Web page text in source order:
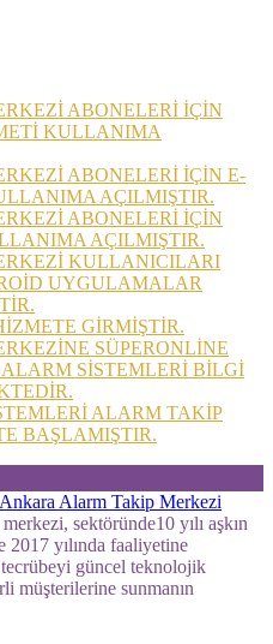
ABONELERİ İÇİN
KULLANIMA
ABONELERİ İÇİN E-
AÇILMIŞTIR.
ABONELERİ İÇİN
AÇILMIŞTIR.
KULLANICILARI
UYGULAMALAR
GİRMİŞTİR.
SÜPERONLİNE
SİSTEMLERİ BİLGİ
ALARM TAKİP
BAŞLAMIŞTIR.
sektöründe10 yılı aşkın
2017 yılında faaliyetine
tecrübeyi güncel teknolojik
müşterilerine sunmanın